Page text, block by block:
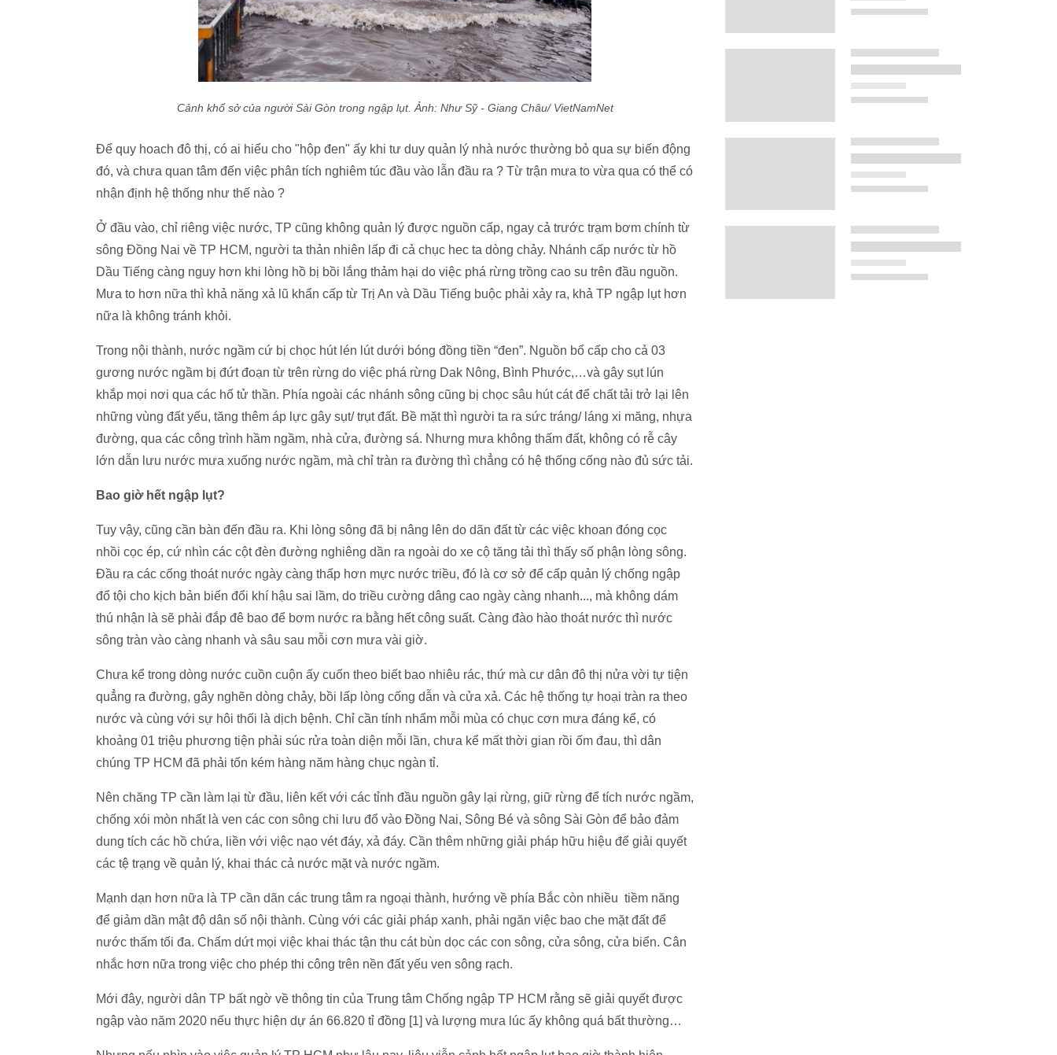
Cảnh khổ sở của người Sài Gòn trong ngập lụt. Ảnh: Như Sỹ - Giang Châu/ VietNamNet
Để quy hoach đô thị, có ai hiểu cho "hộp đen" ấy khi tư duy quản lý nhà nước thường bỏ qua sự biến động
đó, và chưa quan tâm đến việc phân tích nghiêm túc đầu vào lẫn đầu ra ? Từ trận mưa to vừa qua có thể có
nhận định hệ thống như thế nào ?
Ở đầu vào, chỉ riêng việc nước, TP cũng không quản lý được nguồn cấp, ngay cả trước trạm bơm chính từ
sông Đồng Nai về TP HCM, người ta thản nhiên lấp đi cả chục hec ta dòng chảy. Nhánh cấp nước từ hồ
Dầu Tiếng càng nguy hơn khi lòng hồ bị bồi lắng thảm hại do việc phá rừng trồng cao su trên đầu nguồn.
Mưa to hơn nữa thì khả năng xả lũ khẩn cấp từ Trị An và Dầu Tiếng buộc phải xảy ra, khả TP ngập lụt hơn
nữa là không tránh khỏi.
Trong nội thành, nước ngầm cứ bị chọc hút lén lút dưới bóng đồng tiền “đen”. Nguồn bổ cấp cho cả 03
gương nước ngầm bị đứt đoạn từ trên rừng do việc phá rừng Dak Nông, Bình Phước,…và gây sụt lún
khắp mọi nơi qua các hố tử thần. Phía ngoài các nhánh sông cũng bị chọc sâu hút cát để chất tải trở lại lên
những vùng đất yếu, tăng thêm áp lực gây sụt/ trụt đất. Bề mặt thì người ta ra sức tráng/ láng xi măng, nhựa
đường, qua các công trình hầm ngầm, nhà cửa, đường sá. Nhưng mưa không thấm đất, không có rễ cây
lớn dẫn lưu nước mưa xuống nước ngầm, mà chỉ tràn ra đường thì chẳng có hệ thống cống nào đủ sức tải.
Bao giờ hết ngập lụt?
Tuy vậy, cũng cần bàn đến đầu ra. Khi lòng sông đã bị nâng lên do dãn đất từ các việc khoan đóng cọc
nhồi cọc ép, cứ nhìn các cột đèn đường nghiêng dần ra ngoài do xe cộ tăng tải thì thấy số phận lòng sông.
Đầu ra các cống thoát nước ngày càng thấp hơn mực nước triều, đó là cơ sở để cấp quản lý chống ngập
đổ tội cho kịch bản biến đổi khí hậu sai lầm, do triều cường dâng cao ngày càng nhanh..., mà không dám
thú nhận là sẽ phải đắp đê bao để bơm nước ra bằng hết công suất. Càng đào hào thoát nước thì nước
sông tràn vào càng nhanh và sâu sau mỗi cơn mưa vài giờ.
Chưa kể trong dòng nước cuồn cuộn ấy cuốn theo biết bao nhiêu rác, thứ mà cư dân đô thị nửa vời tự tiện
quẳng ra đường, gây nghẽn dòng chảy, bồi lấp lòng cống dẫn và cửa xả. Các hệ thống tự hoại tràn ra theo
nước và cùng với sự hôi thối là dịch bệnh. Chỉ cần tính nhẩm mỗi mùa có chục cơn mưa đáng kể, có
khoảng 01 triệu phương tiện phải súc rửa toàn diện mỗi lần, chưa kể mất thời gian rồi ốm đau, thì dân
chúng TP HCM đã phải tốn kém hàng năm hàng chục ngàn tỉ.
Nên chăng TP cần làm lại từ đầu, liên kết với các tỉnh đầu nguồn gây lại rừng, giữ rừng để tích nước ngầm,
chống xói mòn nhất là ven các con sông chi lưu đổ vào Đồng Nai, Sông Bé và sông Sài Gòn để bảo đảm
dung tích các hồ chứa, liền với việc nạo vét đáy, xả đáy. Cần thêm những giải pháp hữu hiệu để giải quyết
các tệ trạng về quản lý, khai thác cả nước mặt và nước ngầm.
Mạnh dạn hơn nữa là TP cần dãn các trung tâm ra ngoại thành, hướng về phía Bắc còn nhiều tiềm năng
để giảm dần mật độ dân số nội thành. Cùng với các giải pháp xanh, phải ngăn việc bao che mặt đất để
nước thấm tối đa. Chấm dứt mọi việc khai thác tận thu cát bùn dọc các con sông, cửa sông, cửa biển. Cân
nhắc hơn nữa trong việc cho phép thi công trên nền đất yếu ven sông rạch.
Mới đây, người dân TP bất ngờ về thông tin của Trung tâm Chống ngập TP HCM rằng sẽ giải quyết được
ngập vào năm 2020 nếu thực hiện dự án 66.820 tỉ đồng [1] và lượng mưa lúc ấy không quá bất thường…